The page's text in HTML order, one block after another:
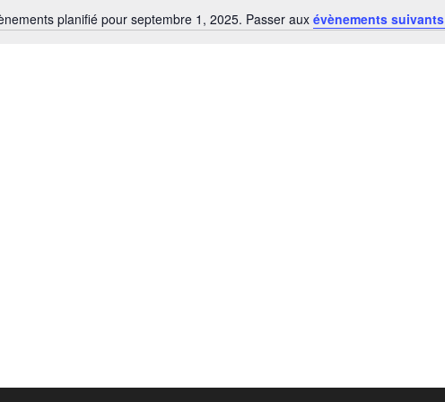
Notice
planifié pour septembre 1, 2025. Passer auxévènements suivants